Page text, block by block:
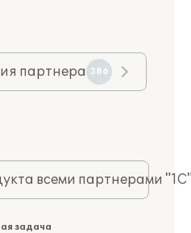
партнера 386
всеми партнерами
задача